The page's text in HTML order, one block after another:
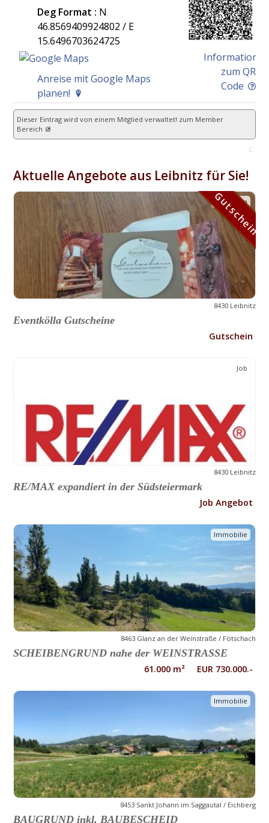
Deg Format : N
46.8569409924802 / E
15.6496703624725
Anreise mit Google Maps
planen!
Information
zum QR
Code
Dieser Eintrag wird von einem Mitglied verwaltet! zum Member
Bereich
C
Aktuelle Angebote aus Leibnitz für Sie!
Gutschein
8430 Leibnitz
Eventkölla Gutscheine
Gutschein
Gutschein
Job
8430 Leibnitz
RE/MAX expandiert in der Südsteiermark
Job Angebot
Immobilie
8463 Glanz an der Weinstraße / Fötschach
SCHEIBENGRUND nahe der WEINSTRASSE
61.000 m² EUR 730.000.-
Immobilie
8453 Sankt Johann im Saggautal / Eichberg
BAUGRUND inkl. BAUBESCHEID